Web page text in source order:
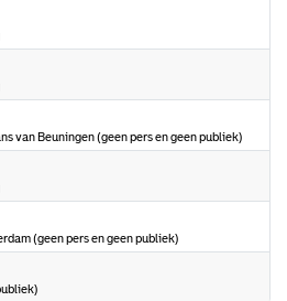
van Beuningen (geen pers en geen publiek)
(geen pers en geen publiek)